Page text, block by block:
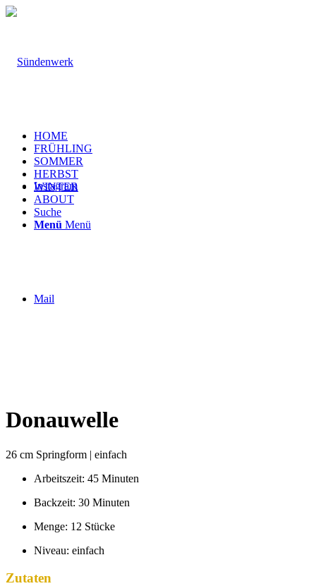
Instagram
Mail
HOME
FRÜHLING
SOMMER
HERBST
WINTER
ABOUT
Suche
Menü Menü
Donauwelle
26 cm Springform | einfach
Arbeitszeit: 45 Minuten
Backzeit: 30 Minuten
Menge: 12 Stücke
Niveau: einfach
Zutaten